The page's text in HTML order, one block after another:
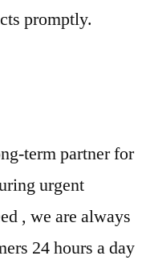
promptly.
term partner for
urgent
, we are always
24 hours a day